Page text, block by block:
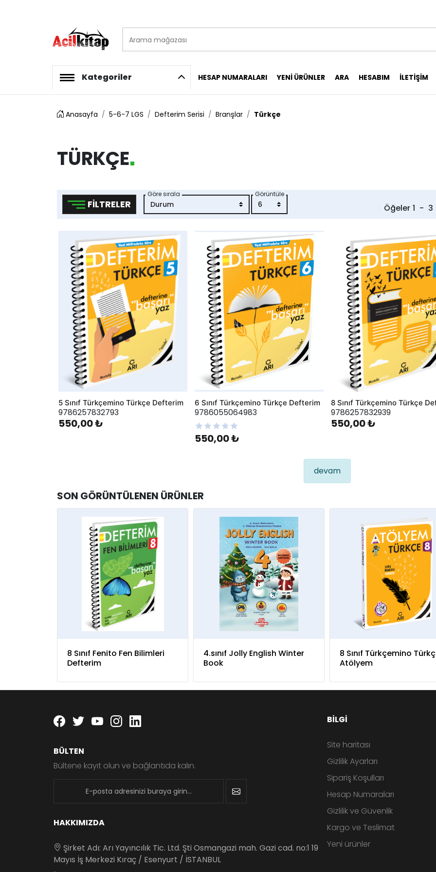
logo
Kategoriler HESAP NUMARALARI YENI ÜRÜNLER ARA HESABIM İLETIŞIM
Anasayfa 5-6-7 LGS Defterim Serisi Branşlar Türkçe
TÜRKÇE
FILTRELER
Göre sırala
Öğeler 1 - 3
Görüntüle
AddToWishlist
5 Sınıf Türkçemino Türkçe Defterim
9786257832793
550,00 ₺
AddToWishlist
6 Sınıf Türkçemino Türkçe Defterim
9786055064983
550,00 ₺
AddToWishlist
8 Sınıf Türkçemino Türkçe
9786257832939
550,00 ₺
devam
SON GÖRÜNTÜLENEN ÜRÜNLER
8 Sınıf Fenito Fen Bilimleri
Defterim
4.sınıf Jolly English Winter
Book
8 Sınıf Türkçemino
Atölyem
Facebook
twitteryoutubeinstagram
BÜLTEN
Bültene kayıt olun ve bağlantıda kalın.
HAKKIMIZDA
Şirket Adı: Arı Yayıncılık Tic. Ltd. Şti Osmangazi mah. Gazi cad. no:1 19
Mayıs İş Merkezi Kıraç / Esenyurt / İSTANBUL
BILGI
Site haritası
Gizlilik Ayarları
Sipariş Koşulları
Hesap Numaraları
Gizlilik ve Güvenlik
Kargo ve Teslimat
Yeni ürünler